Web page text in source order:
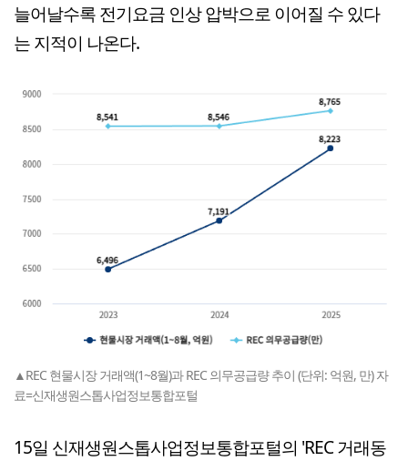
늘어날수록 전기요금 인상 압박으로 이어질 수 있다
는 지적이 나온다.
▲REC 현물시장 거래액(1~8월)과 REC 의무공급량 추이 (단위: 억원, 만) 자
료=신재생원스톱사업정보통합포털
15일 신재생원스톱사업정보통합포털의 'REC 거래동